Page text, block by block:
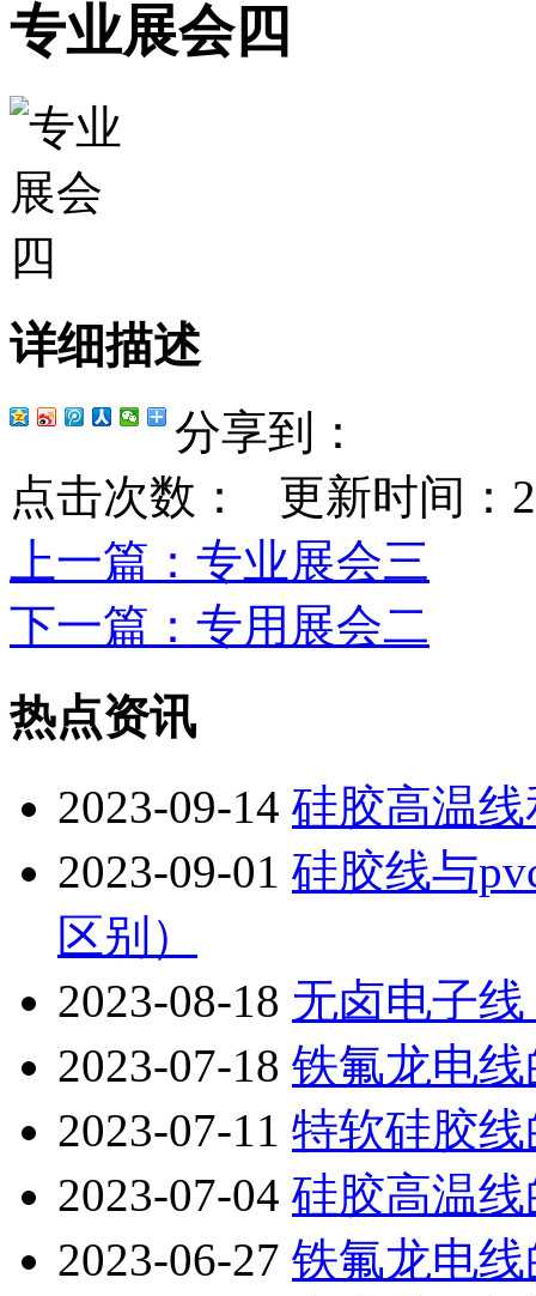
专业展会四
详细描述
分享到：
点击次数：
更新时间：
上一篇 ：专业展会三
下一篇 ：专用展会二
热点资讯
2023-09-14 硅胶高温
2023-09-01 硅胶线与
区别）
2023-08-18 无卤电子
2023-07-18 铁氟龙电
2023-07-11 特软硅胶
2023-07-04 硅胶高温
2023-06-27 铁氟龙电